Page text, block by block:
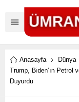
Anasayfa
Dünya
Trump, Biden’ın Petrol
Duyurdu